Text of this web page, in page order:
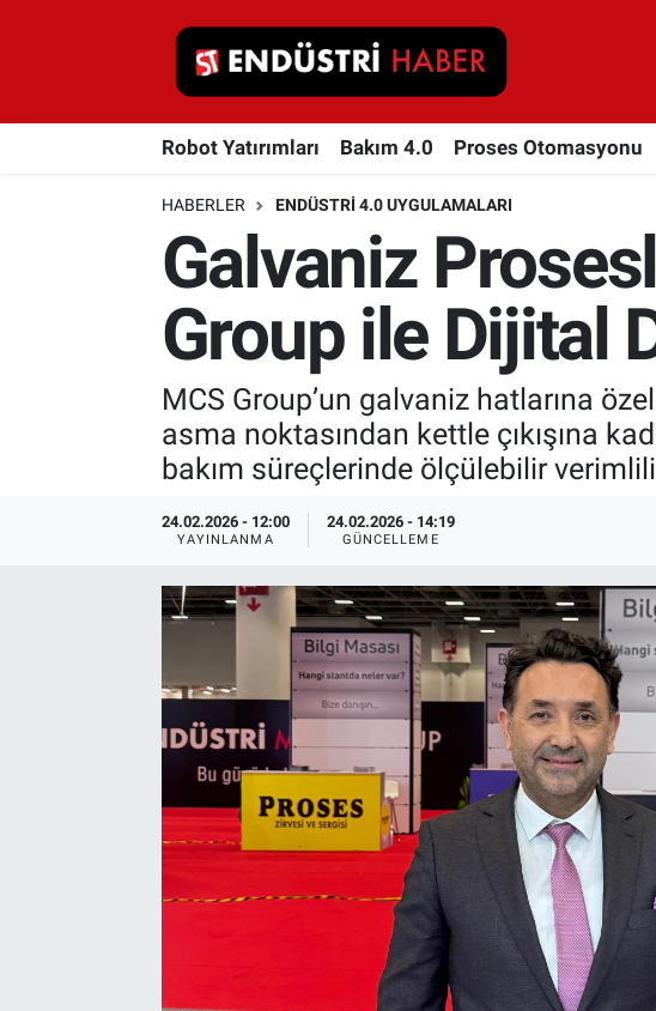
Robot Yatırımları Bakım 4.0 Proses Otomasyonu
HABERLER ENDÜSTRI 4.0 UYGULAMALARI
Galvaniz
Group ile Dijital
MCS Group’un galvaniz hatlarına
asma noktasından kettle çıkışına
bakım süreçlerinde ölçülebilir
24.02.2026 - 12:00
YAYINLANMA
24.02.2026 - 14:19
GÜNCELLEME
Robot Yatırımları
Proses Otomasyonu
Otomasyon
Depolama Çözümleri
İnşaat ve Malzeme
HaberOrtak
EndüstriST
Enerjisini Üreten Fabrikalar
Endüstri 4.0 Uygulamaları
Ağır Sanayi Çözümleri